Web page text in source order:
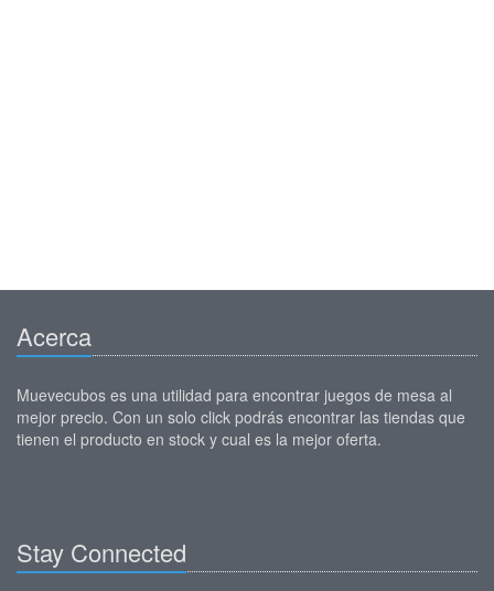
Acerca
Muevecubos es una utilidad para encontrar juegos de mesa al
mejor precio. Con un solo click podrás encontrar las tiendas que
tienen el producto en stock y cual es la mejor oferta.
Stay Connected